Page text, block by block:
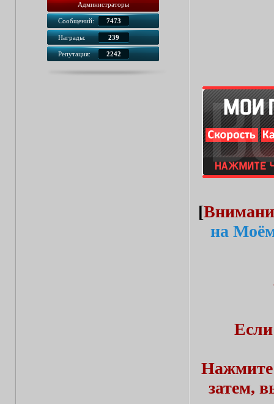
Администраторы
Сообщений: 7473
Награды: 239
Репутация: 2242
[
на
затем,